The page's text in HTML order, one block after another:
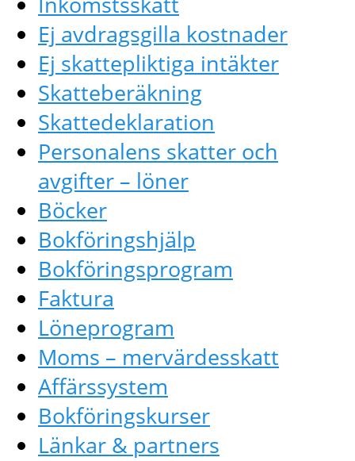
Ej avdragsgilla kostnader
Ej skattepliktiga intäkter
Skatteberäkning
Skattedeklaration
Personalens skatter och
avgifter – löner
Böcker
Bokföringshjälp
Bokföringsprogram
Faktura
Löneprogram
Moms – mervärdesskatt
Affärssystem
Bokföringskurser
Länkar & partners